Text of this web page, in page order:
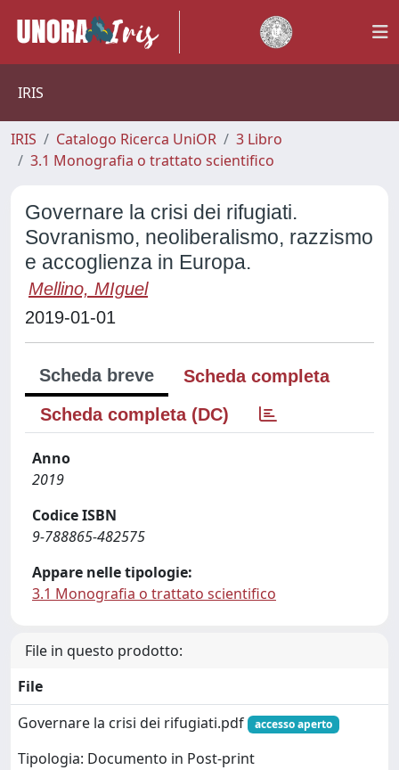
IRIS
IRIS Catalogo Ricerca UniOR
3 Libro
3.1 Monografia o trattato scientifico
Governare la crisi dei rifugiati.
Sovranismo, neoliberalismo, razzismo
e accoglienza in Europa.
Mellino, MIguel
2019-01-01
Scheda breve
Scheda completa
Scheda completa (DC)
Anno
2019
Codice ISBN
9-788865-482575
Appare nelle tipologie:
3.1 Monografia o trattato scientifico
File in questo prodotto:
File
Governare la crisi dei rifugiati.pdf
accesso aperto
Tipologia: Documento in Post-print